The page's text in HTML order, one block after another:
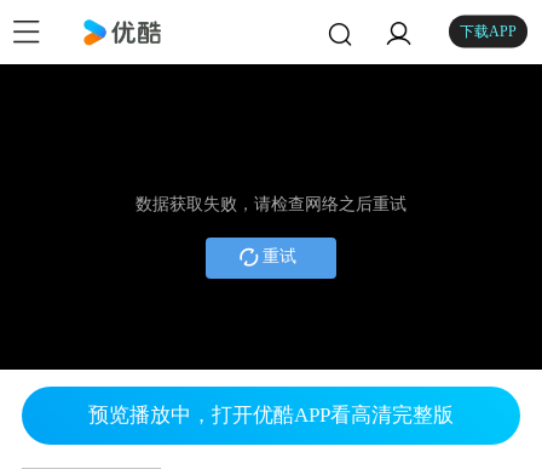
下载APP
数据获取失败，请检查网络之后重试
重试
预览播放中，打开优酷APP看高清完整版